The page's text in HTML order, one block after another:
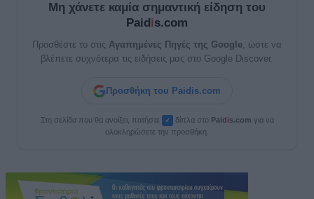
Μη χάνετε καμία σημαντική είδηση του
Paidis.com
Προσθέστε το στις Αγαπημένες Πηγές της Google, ώστε να
βλέπετε συχνότερα τις ειδήσεις μας στο Google Discover.
Προσθήκη του Paidis.com
Στη σελίδα που θα ανοίξει, πατήστε ✓ δίπλα στο Paidis.com για να
ολοκληρώσετε την προσθήκη.